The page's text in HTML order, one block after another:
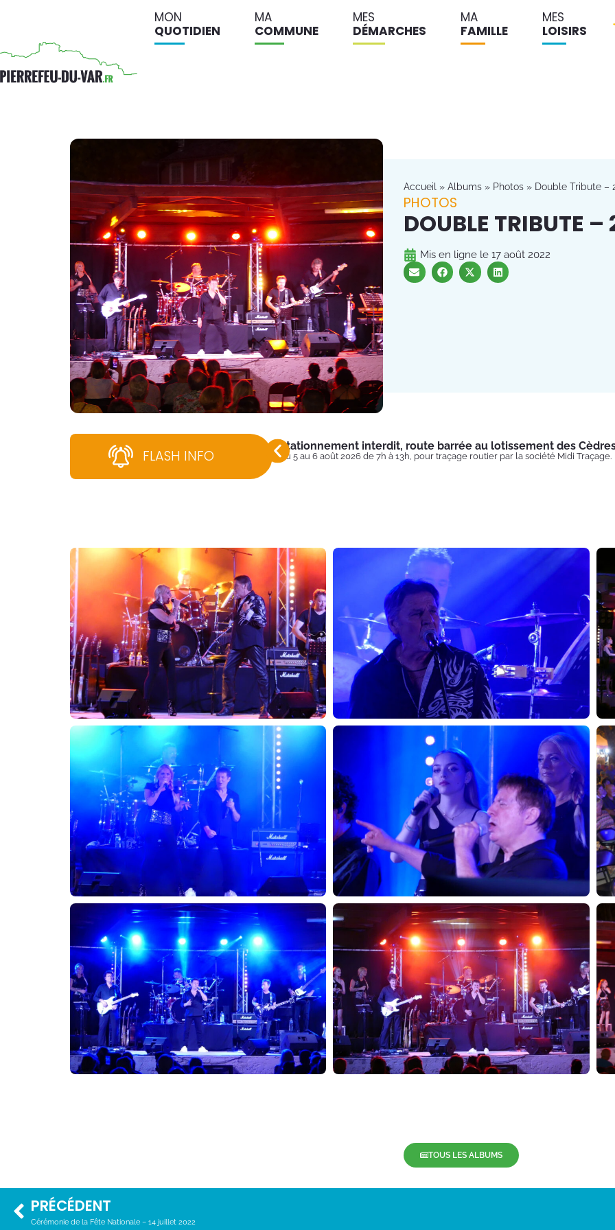
MON
QUOTIDIEN
MA
COMMUNE
MES
DÉMARCHES
MA
FAMILLE
MES
LOISIRS
Accueil » Albums » Photos » Double Tribute –
PHOTOS
DOUBLE TRIBUTE –
Mis en ligne le 17 août 2022
FLASH INFO
Stationnement interdit, route barrée au lotissement des
Du 5 au 6 août 2026 de 7h à 13h, pour traçage routier par la société Midi Traçage.
TOUS LES ALBUMS
PRÉCÉDENT
Cérémonie de la Fête Nationale – 14 juillet 2022